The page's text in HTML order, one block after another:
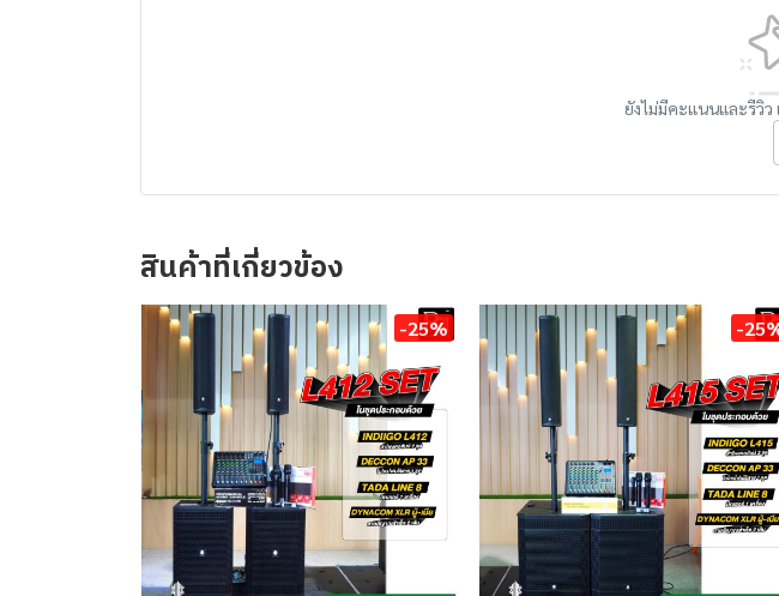
ยังไม่มีคะแนนและรีวิ
สินค้าที่เกี่ยวข้อง
-25% -